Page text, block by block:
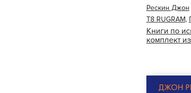
Книги по
комплект
Рескин Джон
Т8 RUGRAM,